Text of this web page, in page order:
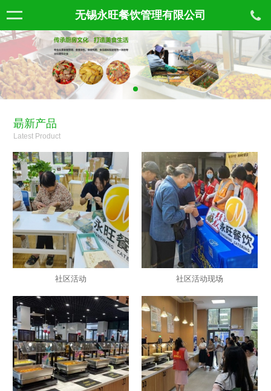
无锡永旺餐饮管理有限公司
朂新产品
Latest Product
社区活动 社区活动现场